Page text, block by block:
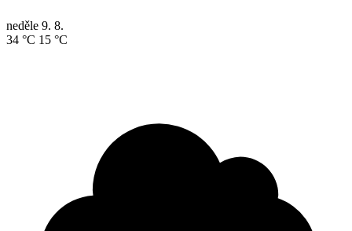
neděle 9. 8.
34 °C 15 °C